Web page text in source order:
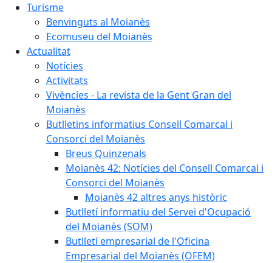
Turisme
Benvinguts al Moianès
Ecomuseu del Moianès
Actualitat
Notícies
Activitats
Vivències - La revista de la Gent Gran del
Moianès
Butlletins informatius Consell Comarcal i
Consorci del Moianès
Breus Quinzenals
Moianès 42: Notícies del Consell Comarcal i
Consorci del Moianès
Moianès 42 altres anys històric
Butlletí informatiu del Servei d'Ocupació
del Moianès (SOM)
Butlletí empresarial de l'Oficina
Empresarial del Moianès (OFEM)